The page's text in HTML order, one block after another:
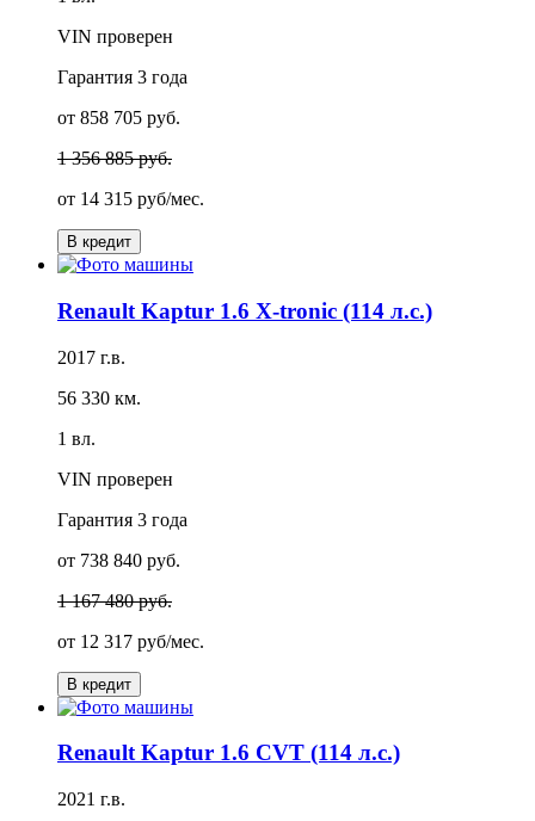
VIN проверен
Гарантия 3 года
от 858 705 руб.
1 356 885 руб.
от 14 315 руб/мес.
В кредит
Renault Kaptur 1.6 X-tronic (114 л.с.)
2017 г.в.
56 330 км.
1 вл.
VIN проверен
Гарантия 3 года
от 738 840 руб.
1 167 480 руб.
от 12 317 руб/мес.
В кредит
Renault Kaptur 1.6 CVT (114 л.с.)
2021 г.в.